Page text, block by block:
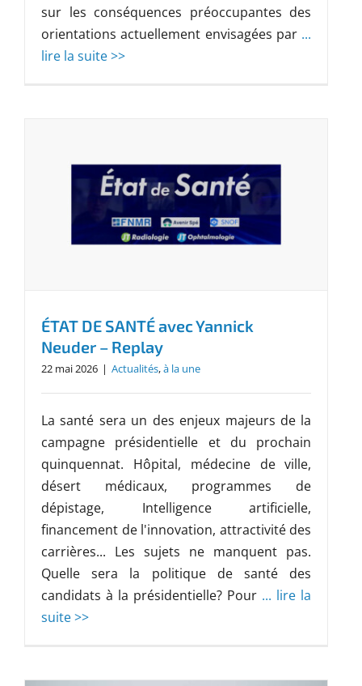
sur les conséquences préoccupantes des
orientations actuellement envisagées par ...
lire la suite >>
ÉTAT DE SANTÉ avec Yannick
Neuder – Replay
22 mai 2026 | Actualités,à la une
La santé sera un des enjeux majeurs de la
campagne présidentielle et du prochain
quinquennat. Hôpital, médecine de ville,
désert médicaux, programmes de
dépistage, Intelligence artificielle,
financement de l'innovation, attractivité des
carrières... Les sujets ne manquent pas.
Quelle sera la politique de santé des
candidats à la présidentielle? Pour ... lire la
suite >>